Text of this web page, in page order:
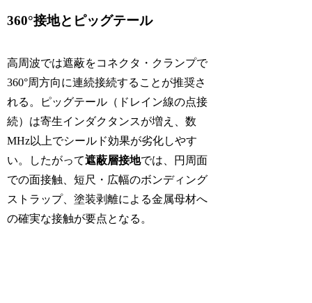
360°接地とピッグテール
高周波では遮蔽をコネクタ・クランプで
360°周方向に連続接続することが推奨さ
れる。ピッグテール（ドレイン線の点接
続）は寄生インダクタンスが増え、数
MHz以上でシールド効果が劣化しやす
い。したがって遮蔽層接地では、円周面
での面接触、短尺・広幅のボンディング
ストラップ、塗装剥離による金属母材へ
の確実な接触が要点となる。